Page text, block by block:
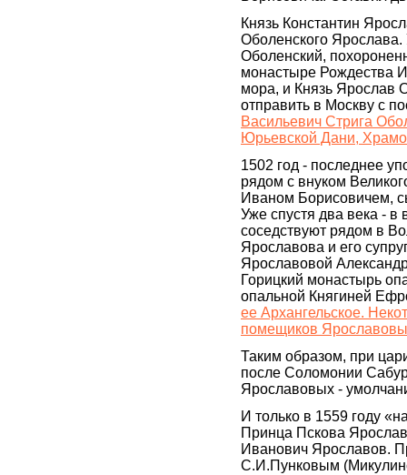
Князь Константин
Оболенского
Оболенский,
монастыре Рождества
мора, и Князь Ярослав
отправить в Москву с
Васильевич Стрига
Юрьевской Дани,
1502 год - последнее
рядом с внуком
Иваном Борисовичем,
Уже спустя два века -
соседствуют рядом в
Ярославова и его
Ярославовой
Горицкий монастырь
опальной Княгиней
ее Архангельское.
помещиков
Таким образом, при
после Соломонии
Ярославовых -
И только в 1559 году
Принца Пскова
Иванович Ярославов.
С.И.Пунковым